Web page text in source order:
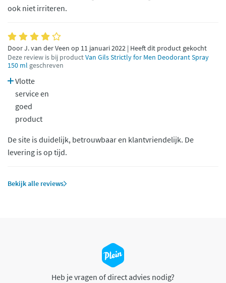
ook niet irriteren.
Door J. van der Veen op 11 januari 2022 | Heeft dit product gekocht
Deze review is bij productVan Gils Strictly for Men Deodorant Spray
150 ml geschreven
Vlotte
service en
goed
product
De site is duidelijk, betrouwbaar en klantvriendelijk. De
levering is op tijd.
Bekijk alle reviews
Heb je vragen of direct advies nodig?